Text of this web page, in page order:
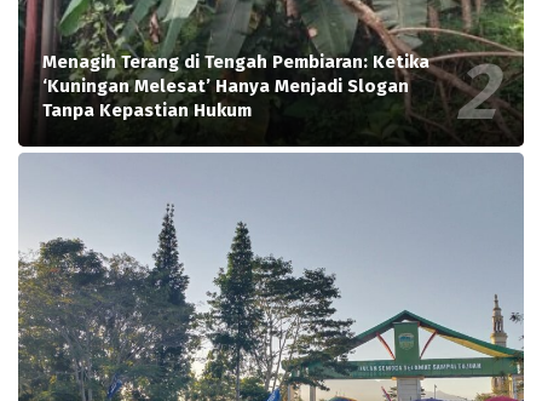
Menagih Terang di Tengah Pembiaran: Ketika
‘Kuningan Melesat’ Hanya Menjadi Slogan
Tanpa Kepastian Hukum